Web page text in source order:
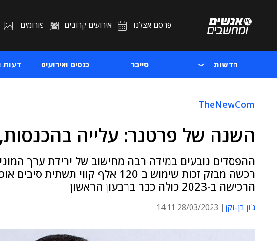
פרסם אצלנו אירועים קרובים פורומים
חדשות סייבר כנסים ואירועים דעות
TheNewCom
השנה של פרטנר: עלייה
ההפסדים נובעים במידה רבה מחישוב של ירידת ערך
רכשה מבזק זכות שימוש ב-120 אלף
הרכישה ב-2023 כולה כבר ברבעון הראשון
ג'ון בן-זקן 28/03/2023 14:11